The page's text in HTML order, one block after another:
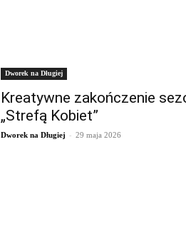
Dworek na Długiej
Kreatywne zakończenie
„Strefą Kobiet”
Dworek na Długiej - 29 maja 2026